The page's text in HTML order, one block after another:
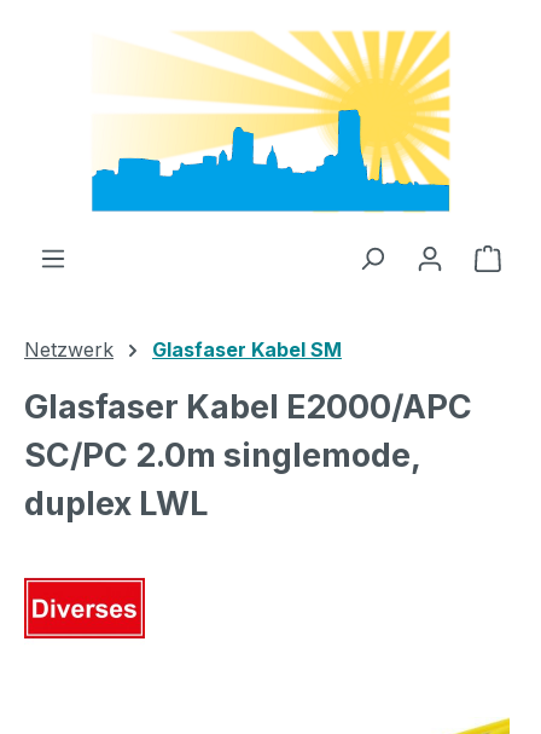
Zum Hauptinhalt springen
Netzwerk Glasfaser Kabel SM
Glasfaser Kabel E2000/APC
SC/PC 2.0m singlemode,
duplex LWL